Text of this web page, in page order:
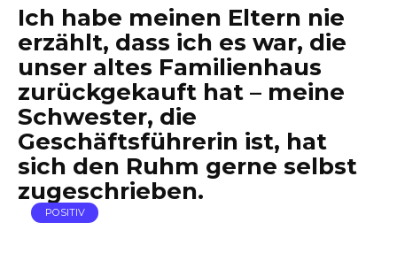
Ich habe meinen Eltern nie
erzählt, dass ich es war, die
unser altes Familienhaus
zurückgekauft hat – meine
Schwester, die
Geschäftsführerin ist, hat
sich den Ruhm gerne selbst
zugeschrieben.
POSITIV